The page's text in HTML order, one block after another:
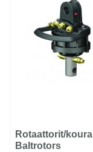
Rotaattorit/
Baltrotors